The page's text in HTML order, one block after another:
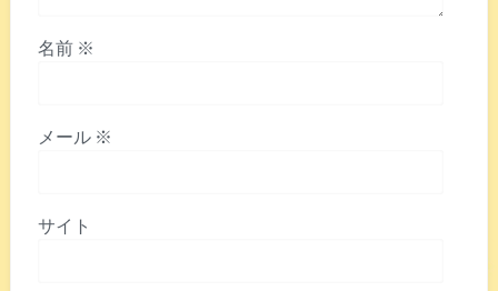
名前 ※
メール ※
サイト